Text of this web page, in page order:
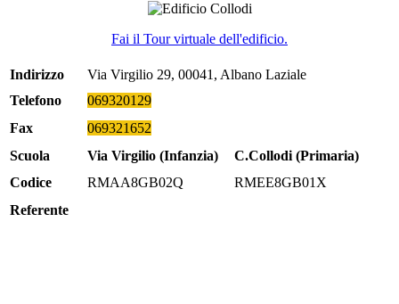
Fai il Tour virtuale dell'edificio.
Indirizzo
Via Virgilio 29, 00041, Albano Laziale
Telefono
069320129
Fax
069321652
Scuola
Via Virgilio (Infanzia)
C.Collodi (Primaria)
Codice
RMAA8GB02Q
RMEE8GB01X
Referente